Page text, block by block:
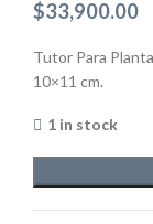
$33,900.00
Tutor Para
10×11 cm.
1 in stock